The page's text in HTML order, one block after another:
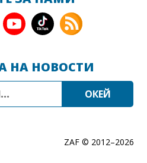
НА НОВОСТИ
ZAF © 2012–2026